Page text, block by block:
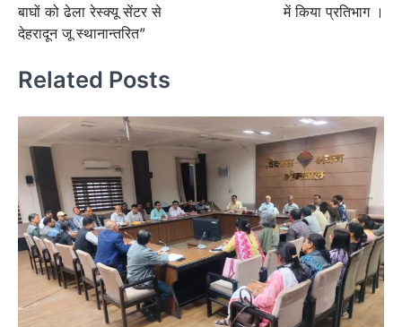
बाघों को ढेला रेस्क्यू सेंटर से
देहरादून जू स्थानान्तरित”
में किया प्रतिभाग ।
Related Posts